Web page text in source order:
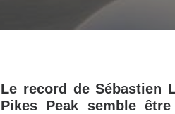
Le record de Sébastien
Pikes Peak semble